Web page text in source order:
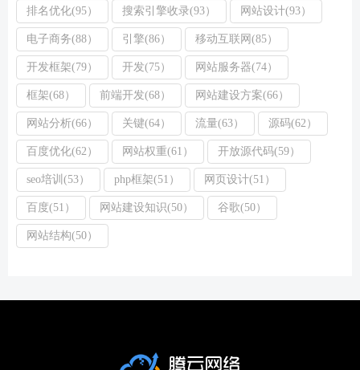
排名优化(95） 搜索引擎收录(93） 网站设计(93）
电子商务(88） 引擎(86） 移动互联网(85）
开发框架(79） 开发(75） 网站服务器(74）
框架(68） 前端开发(68） 网站建设方案(66）
网站分析(66） 关键(64） 流量(63） 源码(62）
百度优化(62） 网站权重(61） 开放源代码(59）
seo培训(53） php框架(51） 网页设计(51）
百度(51） 网站建设知识(50） 谷歌(50）
网站结构(50）